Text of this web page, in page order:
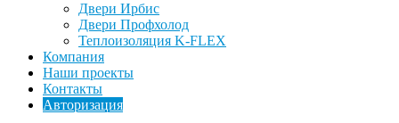
Двери Ирбис
Двери Профхолод
Теплоизоляция K-FLEX
Компания
Наши проекты
Контакты
Авторизация